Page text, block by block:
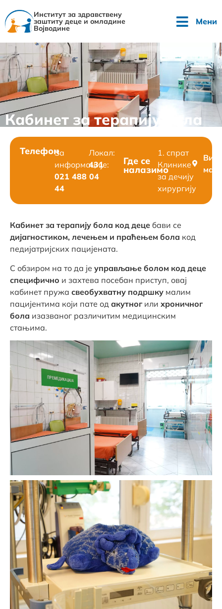
Институт за здравствену
заштиту деце и омладине
Војводине
Мени
Кабинет за терапију бола
ТелефонЗа
информације:
021 488 04
44
Локал:
431
Где се
налазимо
1. спрат
Клинике
за дечију
хирургију
Кабинет за терапију бола код деце бави се
дијагностиком, лечењем и праћењем бола код
педијатријских пацијената.
С обзиром на то да је управљање болом код деце
специфично и захтева посебан приступ, овај
кабинет пружа свеобухватну подршку малим
пацијентима који пате од акутногили хроничног
бола изазваног различитим медицинским
стањима.